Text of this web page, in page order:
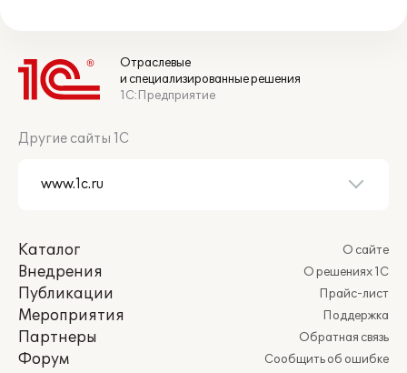
Отраслевые
и специализированные решения
1С:Предприятие
Другие сайты 1С
Каталог
Внедрения
Публикации
Мероприятия
Партнеры
Форум
О сайте
О решениях 1С
Прайс-лист
Поддержка
Обратная связь
Сообщить об ошибке